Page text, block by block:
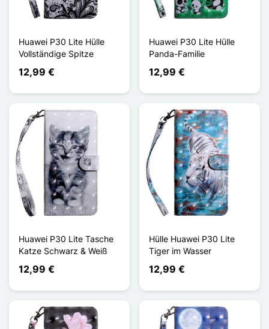
Huawei P30 Lite Hülle
Vollständige Spitze
12,99 €
Huawei P30 Lite Hülle
Panda-Familie
12,99 €
Huawei P30 Lite Tasche
Katze Schwarz & Weiß
12,99 €
Hülle Huawei P30 Lite
Tiger im Wasser
12,99 €